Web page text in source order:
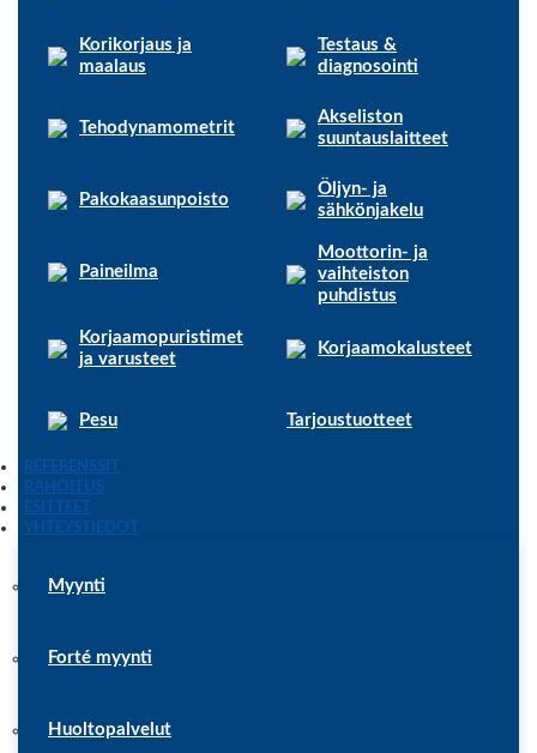
Korikorjaus ja
maalaus
Testaus &
diagnosointi
Tehodynamometrit
Akseliston
suuntauslaitteet
Pakokaasunpoisto
Öljyn- ja
sähkönjakelu
Paineilma
Moottorin- ja
vaihteiston
puhdistus
Korjaamopuristimet
ja varusteet
Korjaamokalusteet
Pesu Tarjoustuotteet
REFERENSSIT
RAHOITUS
ESITTEET
YHTEYSTIEDOT
Myynti
Forté myynti
Huoltopalvelut